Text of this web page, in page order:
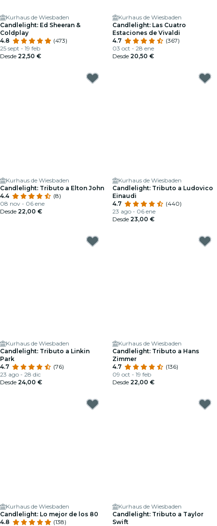
Kurhaus de Wiesbaden
Candlelight: Ed Sheeran &
Coldplay
4.8
(473)
25 sept - 19 feb
Desde 22,50 €
Kurhaus de Wiesbaden
Candlelight: Las Cuatro
Estaciones de Vivaldi
4.7
(367)
03 oct - 28 ene
Desde 20,50 €
Kurhaus de Wiesbaden
Candlelight: Tributo a Elton John
4.4
(8)
08 nov - 06 ene
Desde 22,00 €
Kurhaus de Wiesbaden
Candlelight: Tributo a Ludovico
Einaudi
4.7
(440)
23 ago - 06 ene
Desde 23,00 €
Kurhaus de Wiesbaden
Candlelight: Tributo a Linkin
Park
4.7
(76)
23 ago - 28 dic
Desde 24,00 €
Kurhaus de Wiesbaden
Candlelight: Tributo a Hans
Zimmer
4.7
(136)
09 oct - 19 feb
Desde 22,00 €
Kurhaus de Wiesbaden
Candlelight: Lo mejor de los 80
4.8
(138)
Kurhaus de Wiesbaden
Candlelight: Tributo a Taylor
Swift